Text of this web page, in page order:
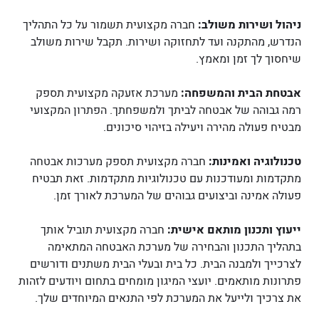
ניהול ושירות משולב: חברה מקצועית תשמור על כל התהליך
הנדרש, מהתקנה ועד לתחזוקה ושירות. תקבל שירות משולב
שיחסוך לך זמן ומאמץ.
אבטחת הבית והמשפחה: מערכת אזעקה מקצועית תספק
רמה גבוהה של אבטחה לביתך ולמשפחתך. הפתרון המקצועי
מבטיח פעולה מהירה ויעילה בזיהוי סיכונים.
טכנולוגיה ואמינות: חברה מקצועית תספק מערכות אבטחה
מתקדמות ומעודכנות עם טכנולוגיות מתקדמות. זאת תבטיח
פעולה אמינה וביצועים גבוהים של המערכת לאורך זמן.
ייעוץ ותכנון מותאם אישית: חברה מקצועית תוביל אותך
בתהליך התכנון והבחירה של מערכת האבטחה המתאימה
לצרכייך ולמבנה הבית. כל בית ובעלי הבית משתנים ודורשים
פתרונות מותאמים. יועצי המיגון מומחים בתחום ויודעים לזהות
את צרכיך ולייעל את המערכת לפי התנאים המיוחדים שלך.